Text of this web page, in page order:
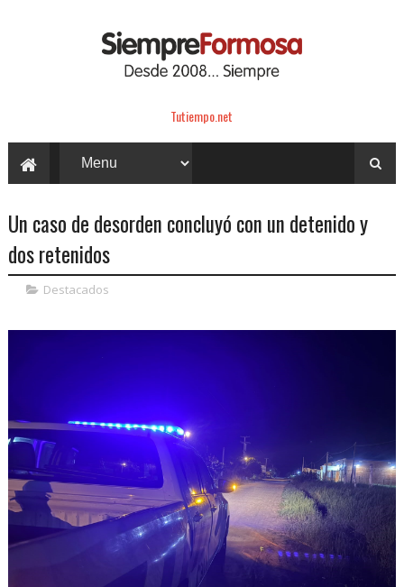
Tutiempo.net
Un caso de desorden concluyó con un detenido y
dos retenidos
Destacados